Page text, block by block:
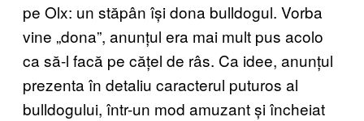
pe Olx: un stăpân își dona bulldogul. Vorba
vine „dona”, anunțul era mai mult pus acolo
ca să-l facă pe cățel de râs. Ca idee, anunțul
prezenta în detaliu caracterul puturos al
bulldogului, într-un mod amuzant și încheiat